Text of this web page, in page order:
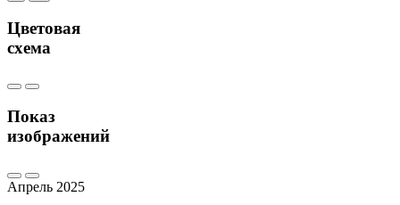
Цветовая
схема
Показ
изображений
Апрель 2025